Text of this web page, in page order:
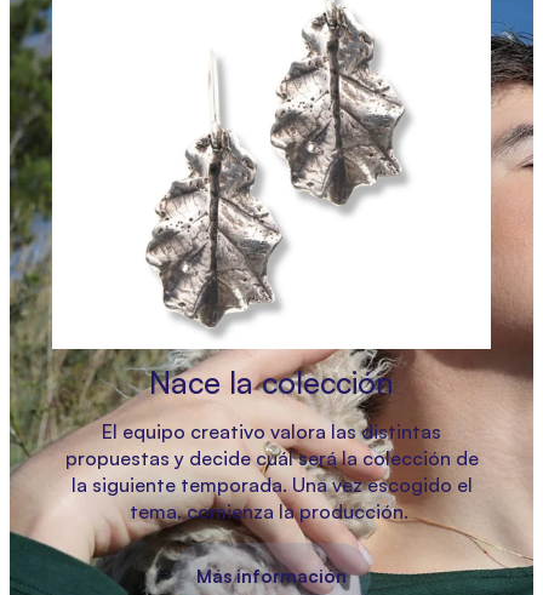
Nace la colección
El equipo creativo valora las distintas
propuestas y decide cuál será la colección de
la siguiente temporada. Una vez escogido el
tema, comienza la producción.
Más información